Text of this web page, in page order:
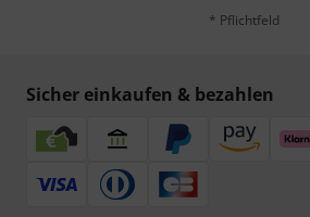
* Pflichtfeld
Sicher einkaufen & bezahlen